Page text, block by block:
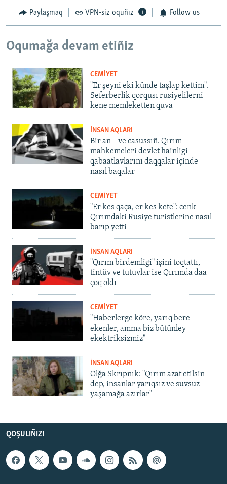
Paylaşmaq VPN-siz oquñız Follow us
Oqumağa devam etiñiz
CEMİYET
"Er şeyni eki künde taşlap kettim".
Seferberlik qorqusı rusiyelilerni
kene memleketten quva
İNSAN AQLARI
Bir an – ve casussıñ. Qırım
mahkemeleri devlet hainligi
qabaatlavlarını daqqalar içinde
nasıl baqalar
CEMİYET
"Er kes qaça, er kes kete": cenk
Qırımdaki Rusiye turistlerine nasıl
barıp yetti
İNSAN AQLARI
"Qırım birdemligi" işini toqtattı,
tintüv ve tutuvlar ise Qırımda daa
çoq oldı
CEMİYET
"Haberlerge köre, yarıq bere
ekenler, amma biz bütünley
ekektriksizmiz"
İNSAN AQLARI
Olğa Skrıpnık: "Qırım azat etilsin
dep, insanlar yarıqsız ve suvsuz
yaşamağa azırlar"
QOŞULIÑIZ!